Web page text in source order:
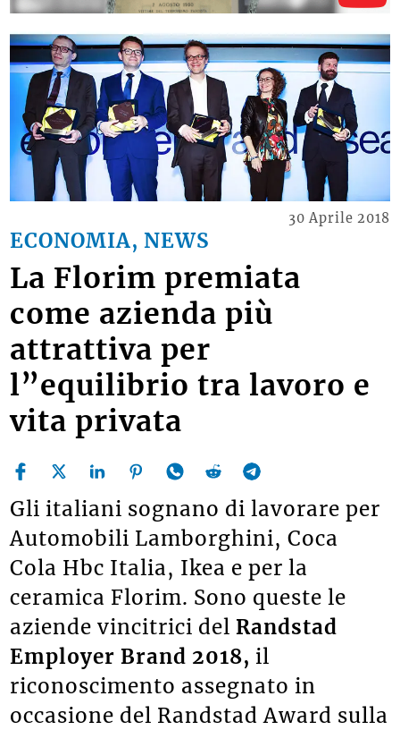
ECONOMIA, NEWS
30 Aprile 2018
La Florim premiata
come azienda più
attrattiva per
l”equilibrio tra lavoro e
vita privata
Gli italiani sognano di lavorare per
Automobili Lamborghini, Coca
Cola Hbc Italia, Ikea e per la
ceramica Florim. Sono queste le
aziende vincitrici delRandstad
Employer Brand 2018, il
riconoscimento assegnato in
occasione del Randstad Award sulla